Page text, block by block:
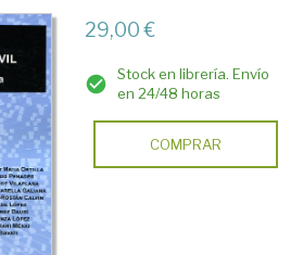
29,00 €
Stock en librería. Envío
en 24/48 horas
COMPRAR